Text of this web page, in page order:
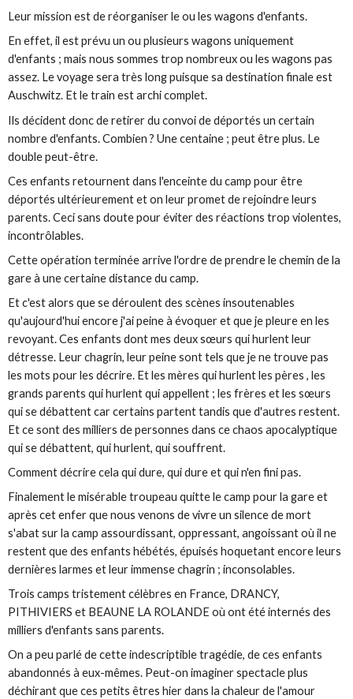
Leur mission est de réorganiser le ou les wagons d'enfants.
En effet, il est prévu un ou plusieurs wagons uniquement
d'enfants ; mais nous sommes trop nombreux ou les wagons pas
assez. Le voyage sera très long puisque sa destination finale est
Auschwitz. Et le train est archi complet.
Ils décident donc de retirer du convoi de déportés un certain
nombre d'enfants. Combien ? Une centaine ; peut être plus. Le
double peut-être.
Ces enfants retournent dans l'enceinte du camp pour être
déportés ultérieurement et on leur promet de rejoindre leurs
parents. Ceci sans doute pour éviter des réactions trop violentes,
incontrôlables.
Cette opération terminée arrive l'ordre de prendre le chemin de la
gare à une certaine distance du camp.
Et c'est alors que se déroulent des scènes insoutenables
qu'aujourd'hui encore j'ai peine à évoquer et que je pleure en les
revoyant. Ces enfants dont mes deux sœurs qui hurlent leur
détresse. Leur chagrin, leur peine sont tels que je ne trouve pas
les mots pour les décrire. Et les mères qui hurlent les pères , les
grands parents qui hurlent qui appellent ; les frères et les sœurs
qui se débattent car certains partent tandis que d'autres restent.
Et ce sont des milliers de personnes dans ce chaos apocalyptique
qui se débattent, qui hurlent, qui souffrent.
Comment décrire cela qui dure, qui dure et qui n'en fini pas.
Finalement le misérable troupeau quitte le camp pour la gare et
après cet enfer que nous venons de vivre un silence de mort
s'abat sur la camp assourdissant, oppressant, angoissant où il ne
restent que des enfants hébétés, épuisés hoquetant encore leurs
dernières larmes et leur immense chagrin ; inconsolables.
Trois camps tristement célèbres en France, DRANCY,
PITHIVIERS et BEAUNE LA ROLANDE où ont été internés des
milliers d'enfants sans parents.
On a peu parlé de cette indescriptible tragédie, de ces enfants
abandonnés à eux-mêmes. Peut-on imaginer spectacle plus
déchirant que ces petits êtres hier dans la chaleur de l'amour